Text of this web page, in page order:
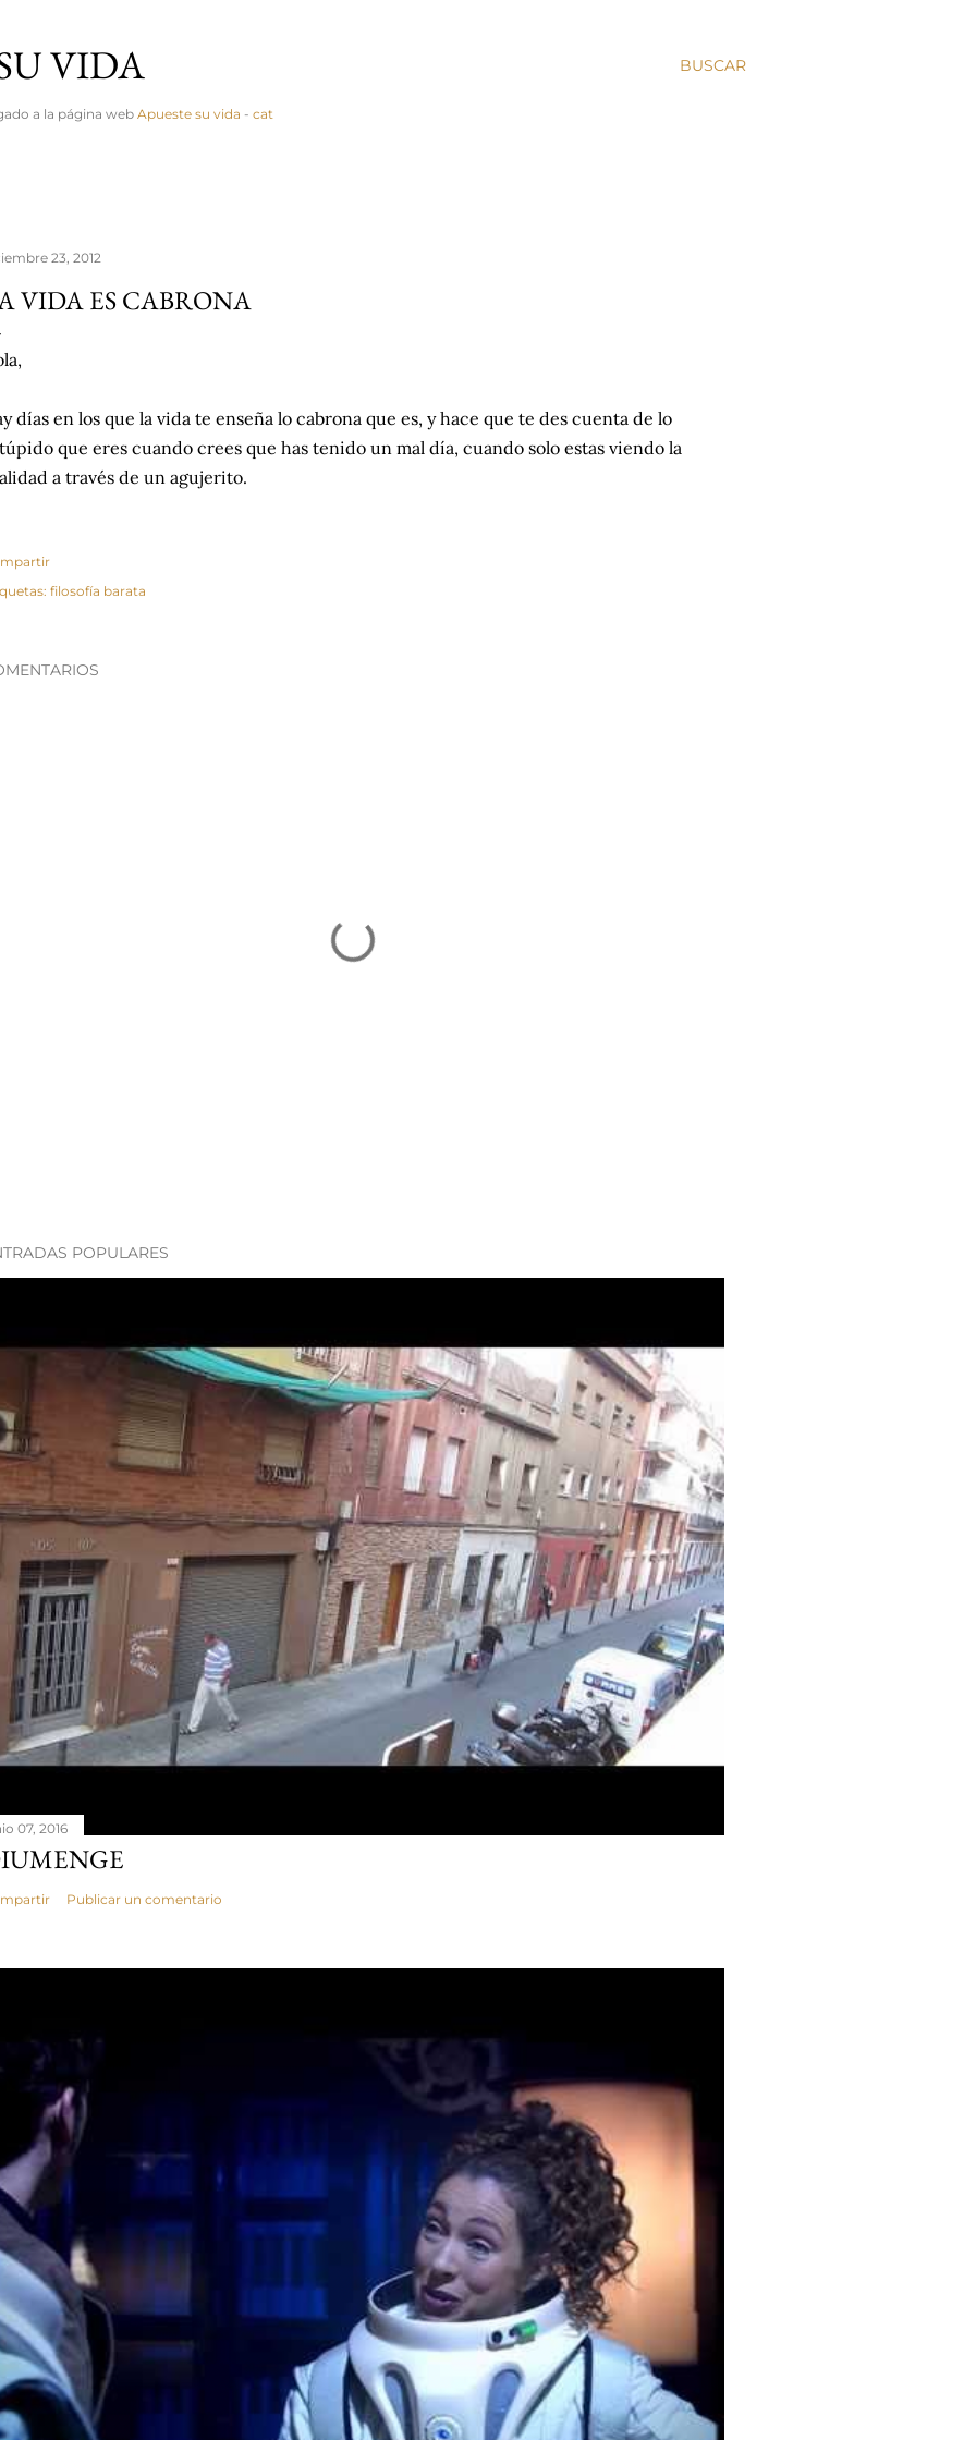
BUSCAR
VIDA
a la página web Apueste su vida - cat
23, 2012
VIDA ES CABRONA
días en los que la vida te enseña lo cabrona que es, y hace que te des cuenta de lo
que eres cuando crees que has tenido un mal día, cuando solo estas viendo la
a través de un agujerito.
filosofía barata
POPULARES
07, 2016
Publicar un comentario